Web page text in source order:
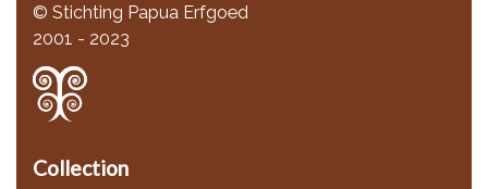
© Stichting Papua Erfgoed
2001 - 2023
Collection